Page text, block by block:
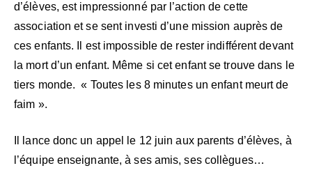
d’élèves, est impressionné par l’action de cette
association et se sent investi d’une mission auprès de
ces enfants. Il est impossible de rester indifférent devant
la mort d’un enfant. Même si cet enfant se trouve dans le
tiers monde. « Toutes les 8 minutes un enfant meurt de
faim ».
Il lance donc un appel le 12 juin aux parents d’élèves, à
l’équipe enseignante, à ses amis, ses collègues…